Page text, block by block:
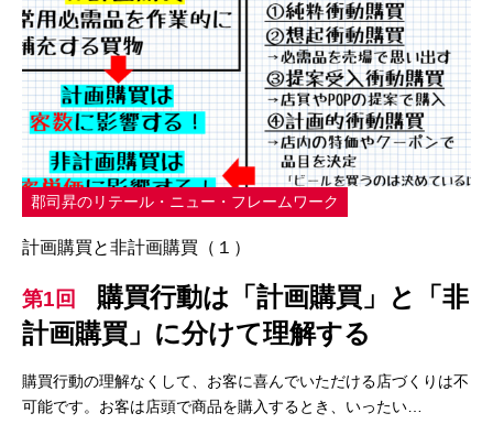
郡司昇のリテール・ニュー・フレームワーク
計画購買と非計画購買（１）
第1回
購買行動は「計画購買」と「非
計画購買」に分けて理解する
購買行動の理解なくして、お客に喜んでいただける店づくりは不
可能です。お客は店頭で商品を購入するとき、いったい…